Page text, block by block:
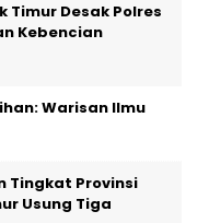
Timur Desak Polres
Kebencian
Warisan Ilmu
Tingkat Provinsi
Usung Tiga